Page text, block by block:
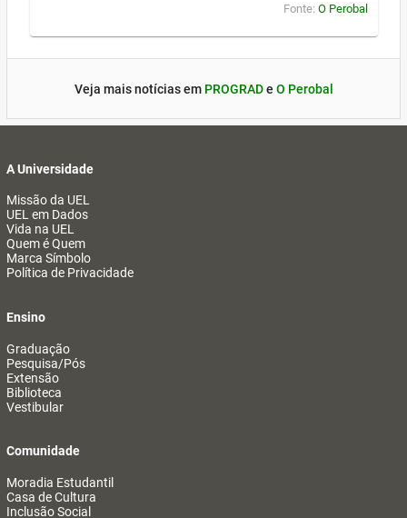
Fonte: O Perobal
Veja mais notícias em PROGRADe O Perobal
A Universidade
Missão da UEL
UEL em Dados
Vida na UEL
Quem é Quem
Marca Símbolo
Política de Privacidade
Ensino
Graduação
Pesquisa/Pós
Extensão
Biblioteca
Vestibular
Comunidade
Moradia Estudantil
Casa de Cultura
Inclusão Social